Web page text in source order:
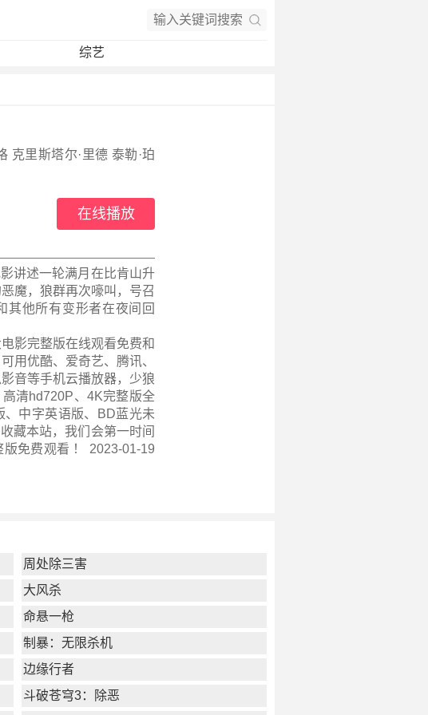
综艺
克里斯塔尔·里德 泰勒·珀
在线播放
讲述一轮满月在比肯山升
魔，狼群再次嚎叫，号召
其他所有变形者在夜间回
影完整版在线观看免费和
用优酷、爱奇艺、腾讯、
音等手机云播放器，少狼
清hd720P、4K完整版全
中字英语版、BD蓝光未
藏本站，我们会第一时间
版免费观看 ！ 2023-01-19
周处除三害
大风杀
命悬一枪
制暴：无限杀机
边缘行者
斗破苍穹3：除恶